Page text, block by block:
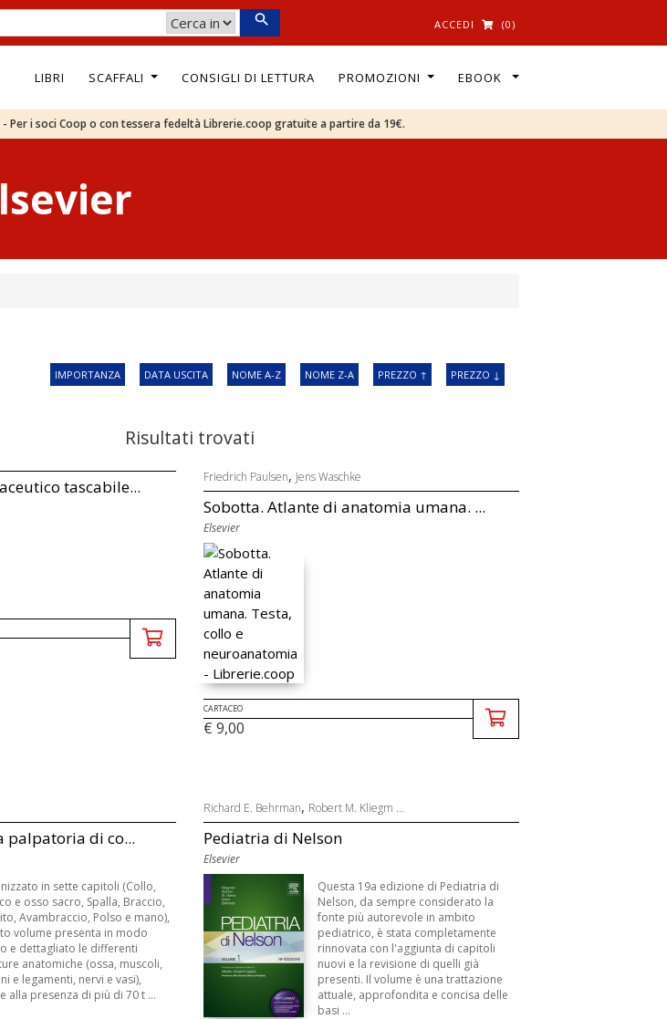
ACCEDI (0)
LIBRI SCAFFALI CONSIGLI DI LETTURA PROMOZIONI EBOOK
Per i soci Coop o con tessera fedeltà Librerie.coop gratuite a partire da 19€.
IMPORTANZA DATA USCITA NOME A-Z NOME Z-A PREZZO ↑ PREZZO ↓
Risultati trovati
tascabile... Friedrich Paulsen, Jens Waschke
Sobotta. Atlante di anatomia umana. ...
Elsevier
CARTACEO
€ 9,00
palpatoria di co...
in sette capitoli (Collo,
e osso sacro, Spalla, Braccio,
Avambraccio, Polso e mano),
volume presenta in modo
e dettagliato le differenti
anatomiche (ossa, muscoli,
e legamenti, nervi e vasi),
alla presenza di più di 70 t ...
Richard E. Behrman, Robert M. Kliegm ...
Pediatria di Nelson
Elsevier
Questa 19a edizione di Pediatria di
Nelson, da sempre considerato la
fonte più autorevole in ambito
pediatrico, è stata completamente
rinnovata con l'aggiunta di capitoli
nuovi e la revisione di quelli già
presenti. Il volume è una trattazione
attuale, approfondita e concisa delle
basi ...